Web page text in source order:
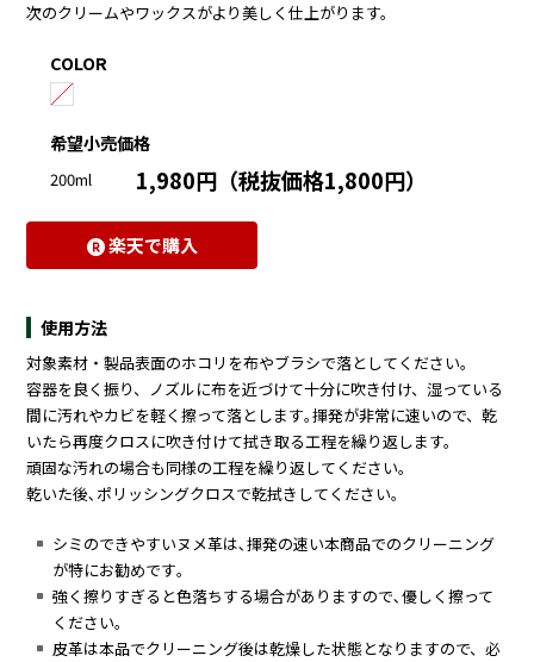
次のクリームやワックスがより美しく仕上がります。
COLOR
希望小売価格
200ml 1,980円（税抜価格1,800円）
楽天で購入
使用方法
対象素材・製品表面のホコリを布やブラシで落としてください｡
容器を良く振り、ノズルに布を近づけて十分に吹き付け、湿っている
間に汚れやカビを軽く擦って落とします｡揮発が非常に速いので、乾
いたら再度クロスに吹き付けて拭き取る工程を繰り返します。
頑固な汚れの場合も同様の工程を繰り返してください｡
乾いた後､ポリッシングクロスで乾拭きしてください｡
シミのできやすいヌメ革は､揮発の速い本商品でのクリーニング
が特にお勧めです｡
強く擦りすぎると色落ちする場合がありますので､優しく擦って
ください｡
皮革は本品でクリーニング後は乾燥した状態となりますので、必